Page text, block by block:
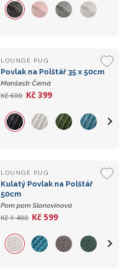
LOUNGE PUG
Povlak na Polštář 35 x 50cm
Manšestr Černá
Kč 600 Kč 399
LOUNGE PUG
Kulatý Povlak na Polštář
50cm
Pom pom Slonovinová
Kč 1 400 Kč 599